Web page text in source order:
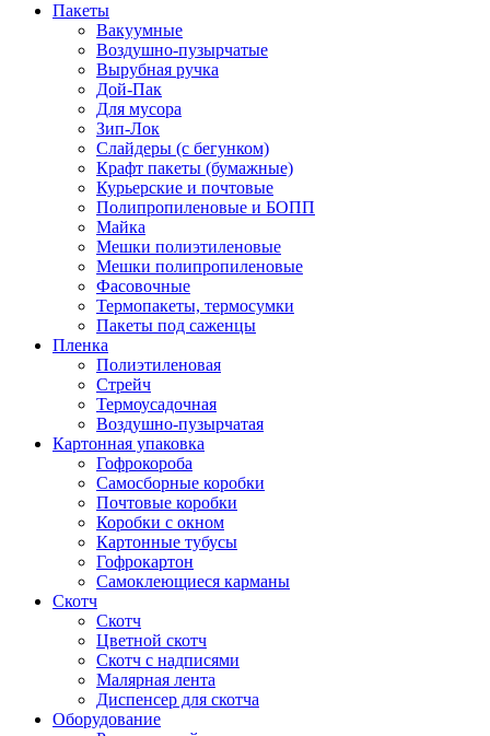
Пакеты
Вакуумные
Воздушно-пузырчатые
Вырубная ручка
Дой-Пак
Для мусора
Зип-Лок
Слайдеры (с бегунком)
Крафт пакеты (бумажные)
Курьерские и почтовые
Полипропиленовые и БОПП
Майка
Мешки полиэтиленовые
Мешки полипропиленовые
Фасовочные
Термопакеты, термосумки
Пакеты под саженцы
Пленка
Полиэтиленовая
Стрейч
Термоусадочная
Воздушно-пузырчатая
Картонная упаковка
Гофрокороба
Самосборные коробки
Почтовые коробки
Коробки с окном
Картонные тубусы
Гофрокартон
Самоклеющиеся карманы
Скотч
Скотч
Цветной скотч
Скотч с надписями
Малярная лента
Диспенсер для скотча
Оборудование